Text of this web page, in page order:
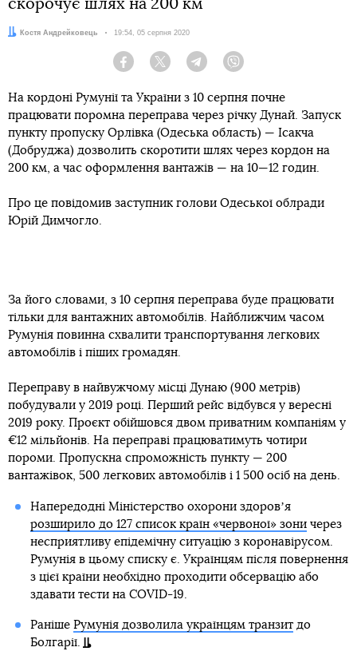
скорочує шлях на 200 км
Автор:Костя Андрейковець Дата:
19:54, 05 серпня 2020
Facebook Twitter Telegram
На кордоні Румунії та України з 10 серпня почне
працювати поромна переправа через річку Дунай. Запуск
пункту пропуску Орлівка (Одеська область) — Ісакча
(Добруджа) дозволить скоротити шлях через кордон на
200 км, а час оформлення вантажів — на 10—12 годин.
Про це повідомив заступник голови Одеської облради
Юрій Димчогло.
За його словами, з 10 серпня переправа буде працювати
тільки для вантажних автомобілів. Найближчим часом
Румунія повинна схвалити транспортування легкових
автомобілів і піших громадян.
Переправу в найвужчому місці Дунаю (900 метрів)
побудували у 2019 році. Перший рейс відбувся у вересні
2019 року. Проєкт обійшовся двом приватним компаніям у
€12 мільйонів. На переправі працюватимуть чотири
пороми. Пропускна спроможність пункту — 200
вантажівок, 500 легкових автомобілів і 1 500 осіб на день.
Напередодні Міністерство охорони здоровʼя
розширило до 127 список країн «червоної» зоничерез
несприятливу епідемічну ситуацію з коронавірусом.
Румунія в цьому списку є. Українцям після повернення
з цієї країни необхідно проходити обсервацію або
здавати тести на COVID-19.
Раніше Румунія дозволила українцям транзитдо
Болгарії.